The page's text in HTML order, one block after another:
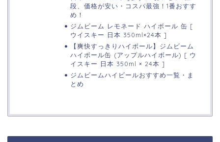
段、価格が安い・コスパ最強！1番おすす
め！
ジムビーム レモネード ハイボール 缶 [
ウイスキー 日本 350ml×24本 ]
【爽快すっきりハイボール】ジムビーム
ハイボール缶 (アップルハイボール) [ ウ
イスキー 日本 350ml × 24本 ]
ジムビームハイビールおすすめ一覧・ま
とめ